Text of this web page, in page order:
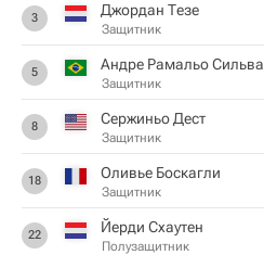
3 Джордан Тезе
Защитник
5 Андре Рамальо Сильва
Защитник
8 Сержиньо Дест
Защитник
18 Оливье Боскагли
Защитник
22 Йерди Схаутен
Полузащитник